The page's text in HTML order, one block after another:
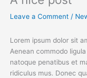
Leave a Comment /
Lorem ipsum dolor sit
Aenean commodo
natoque penatibus et
ridiculus mus. Donec